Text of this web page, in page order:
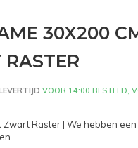
30X200
VOOR 14:00 BESTELD,
Raster | We hebben